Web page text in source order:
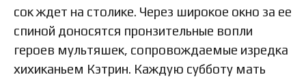
сок ждет на столике. Через широкое окно за ее
спиной доносятся пронзительные вопли
героев мультяшек, сопровождаемые изредка
хихиканьем Кэтрин. Каждую субботу мать